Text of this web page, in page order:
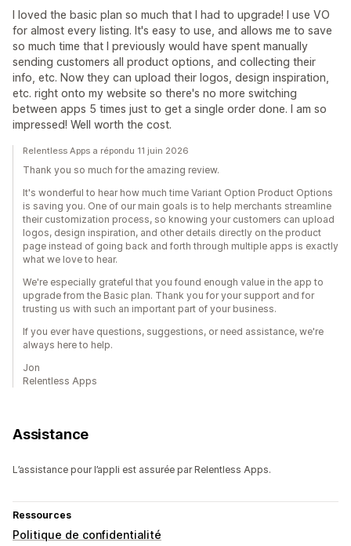
I loved the basic plan so much that I had to upgrade! I use VO
for almost every listing. It's easy to use, and allows me to save
so much time that I previously would have spent manually
sending customers all product options, and collecting their
info, etc. Now they can upload their logos, design inspiration,
etc. right onto my website so there's no more switching
between apps 5 times just to get a single order done. I am so
impressed! Well worth the cost.
Relentless Apps a répondu 11 juin 2026
Thank you so much for the amazing review.
It's wonderful to hear how much time Variant Option Product Options
is saving you. One of our main goals is to help merchants streamline
their customization process, so knowing your customers can upload
logos, design inspiration, and other details directly on the product
page instead of going back and forth through multiple apps is exactly
what we love to hear.
We're especially grateful that you found enough value in the app to
upgrade from the Basic plan. Thank you for your support and for
trusting us with such an important part of your business.
If you ever have questions, suggestions, or need assistance, we're
always here to help.
Jon
Relentless Apps
Assistance
L’assistance pour l’appli est assurée par Relentless Apps.
Ressources
Politique de confidentialité